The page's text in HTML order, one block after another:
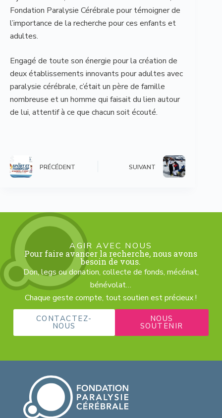
Fondation Paralysie Cérébrale pour témoigner de
l’importance de la recherche pour ces enfants et
adultes.
Engagé de toute son énergie pour la création de
deux établissements innovants pour adultes avec
paralysie cérébrale, c’était un père de famille
nombreuse et un homme qui faisait du lien autour
de lui, attentif à ce que chacun soit écouté.
PRÉCÉDENT SUIVANT
AGIR AVEC NOUS
Pour faire avancer la recherche, nous avons
besoin de vous.
Don, legs ou donation, collecte de fonds, mécénat,
bénévolat…
Chaque geste compte, tout soutien est précieux !
CONTACTEZ-
NOUS
NOUS
SOUTENIR